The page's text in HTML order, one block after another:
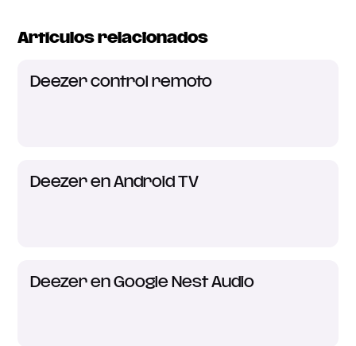
Artículos relacionados
Deezer control remoto
Deezer en Android TV
Deezer en Google Nest Audio